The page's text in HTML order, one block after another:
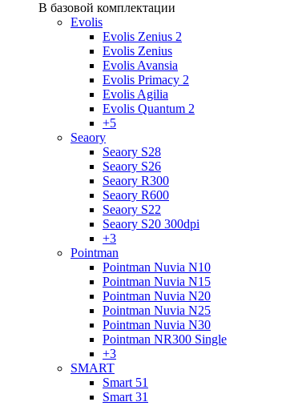
В базовой комплектации
Evolis
Evolis Zenius 2
Evolis Zenius
Evolis Avansia
Evolis Primacy 2
Evolis Agilia
Evolis Quantum 2
+5
Seaory
Seaory S28
Seaory S26
Seaory R300
Seaory R600
Seaory S22
Seaory S20 300dpi
+3
Pointman
Pointman Nuvia N10
Pointman Nuvia N15
Pointman Nuvia N20
Pointman Nuvia N25
Pointman Nuvia N30
Pointman NR300 Single
+3
SMART
Smart 51
Smart 31